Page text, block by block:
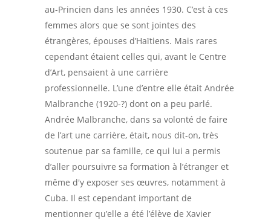
au-Princien dans les années 1930. C’est à ces
femmes alors que se sont jointes des
étrangères, épouses d’Haïtiens. Mais rares
cependant étaient celles qui, avant le Centre
d’Art, pensaient à une carrière
professionnelle. L’une d’entre elle était Andrée
Malbranche (1920-?) dont on a peu parlé.
Andrée Malbranche, dans sa volonté de faire
de l’art une carrière, était, nous dit-on, très
soutenue par sa famille, ce qui lui a permis
d’aller poursuivre sa formation à l’étranger et
même d'y exposer ses œuvres, notamment à
Cuba. Il est cependant important de
mentionner qu’elle a été l’élève de Xavier